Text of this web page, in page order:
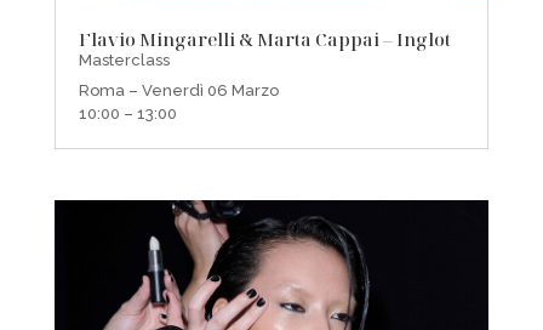
Flavio Mingarelli & Marta Cappai – Inglot
Masterclass
Roma – Venerdì 06 Marzo
10:00 – 13:00